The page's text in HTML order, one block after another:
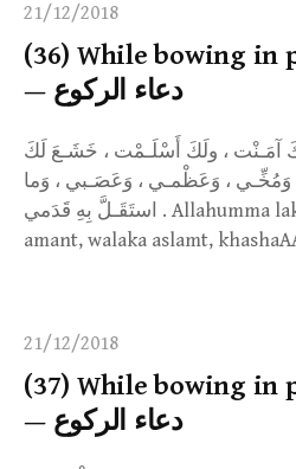
21/12/2018
(36) While bowing in
— دعاء الركوع
آمَـنْت ، ولَكَ أَسْلَـمْت ، خَشَـعَ لَكَ
، وَعَظْمـي ، وَعَصَـبي ، وَما
استَقَـلَّ بِهِ قَدَمي . Allahumma laka rakaAAt, wabika
amant, walaka aslamt,
21/12/2018
(37) While bowing in
— دعاء الركوع